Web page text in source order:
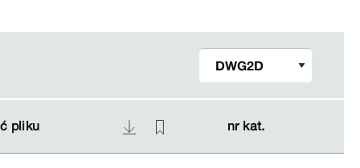
pliku nr kat.
pliku nr kat.